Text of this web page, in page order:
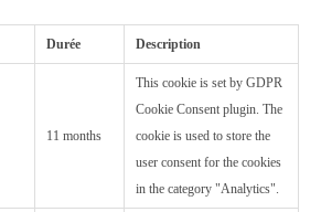
Durée Description
11 months
This cookie is set by GDPR
Cookie Consent plugin. The
cookie is used to store the
user consent for the cookies
in the category "Analytics".